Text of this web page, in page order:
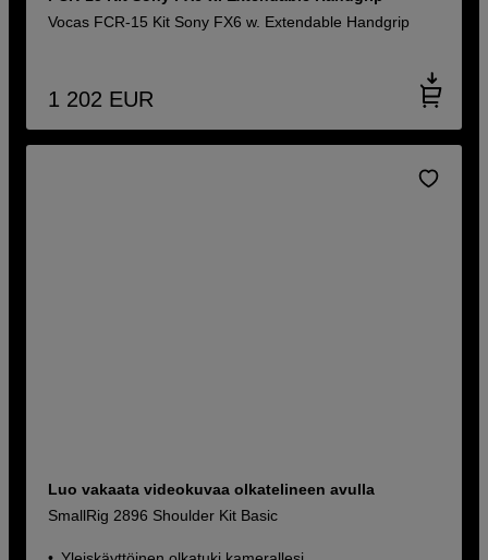
Vocas FCR-15 Kit Sony FX6 w. Extendable Handgrip
1 202 EUR
Luo vakaata videokuvaa olkatelineen avulla
SmallRig 2896 Shoulder Kit Basic